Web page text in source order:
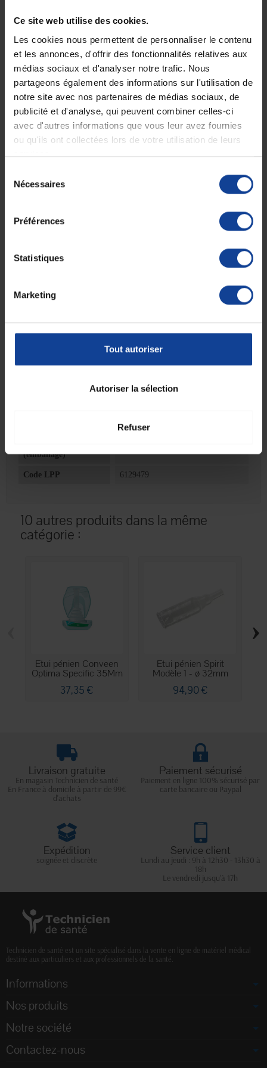
Ce site web utilise des cookies.
Les cookies nous permettent de personnaliser le contenu
et les annonces, d'offrir des fonctionnalités relatives aux
médias sociaux et d'analyser notre trafic. Nous
partageons également des informations sur l'utilisation de
notre site avec nos partenaires de médias sociaux, de
publicité et d'analyse, qui peuvent combiner celles-ci
avec d'autres informations que vous leur avez fournies
ou qu'ils ont collectées lors de votre utilisation de leurs
services.
Nécessaires
Préférences
Statistiques
Marketing
Tout autoriser
Autoriser la sélection
Refuser
% silicone
Une solution adaptée à l'incontinence masculine
Urimed® Vision
est un étui pénien auto-adhésif 100 % en silicone,
conçu pour la prise en charge de l'incontinence urinaire masculine de
l'adulte. Ce dispositif médical se connecte à une poche de recueil des
urines pour un drainage efficace et sécurisé.
Caractéristiques principales :
100 % silicone :Minimisation des risques d’allergies, idéal
pour les patients sensibles au latex.
Transparence intégrale : Permet une surveillance facile de
Respirabilité :Le silicone laisse perspirer la peau, réduisant
Collerette anti-torsion :
Facilite l’écoulement des urines et
Corps d’étui : 7,5 cm
Bande adhésive intégrée : 7,5 cm
Fiche technique
(emballage)
Code LPP 6129479
10 autres produits dans la même
catégorie :
Etui pénien Conveen
Optima Specific 35Mm
37,35 €
Etui pénien Spirit
Modèle 1 - ø 32mm
94,90 €
›
Livraison gratuite
En magasin Technicien de santé
En France à domicile à partir de 99€
d'achats
Paiement sécurisé
Paiement en ligne 100% sécurisé par
carte bancaire ou Paypal
Expédition
soignée et discrète
Service client
Lundi au jeudi : 9h à 12h30 - 13h30 à
18h
Le vendredi jusqu'à 17h
Technicien de santé est un site spécialisé dans la vente en ligne de matériel médical
destiné aux particuliers et aux professionnels de la santé.
Informations
Nos produits
Notre société
Contactez-nous